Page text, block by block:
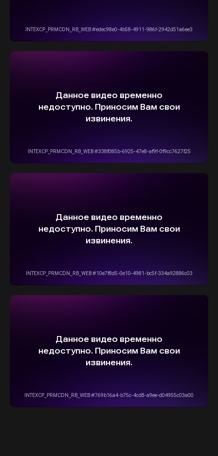
info@stepautomsk.ru
Информация на сайте не является
публичной офертой и носит исключительно
ознакомительный, консультативный
характер. Не является интернет-магазином.
Рейтинг организации в Яндексе